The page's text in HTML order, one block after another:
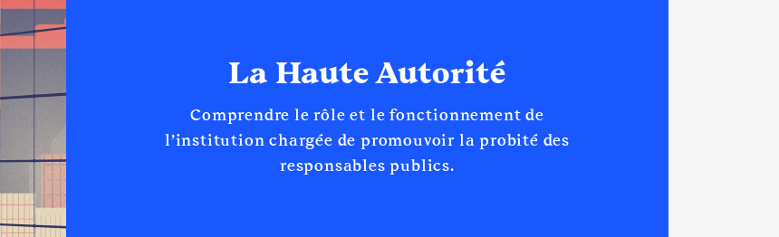
La Haute Autorité
Comprendre le rôle et le fonctionnement de
l’institution chargée de promouvoir la probité des
responsables publics.